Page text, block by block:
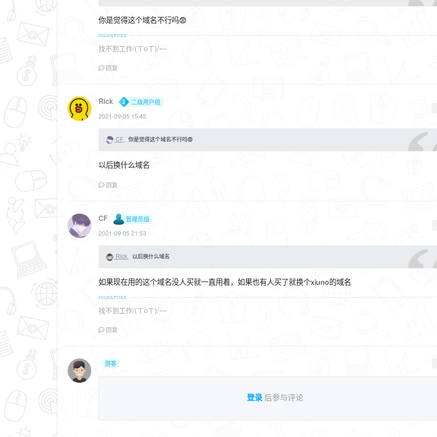
你是觉得这个域名不行吗😨
找不到工作/(ㄒoㄒ)/~~
回复
Rick
二级用户组
2021-09-05 15:42
CF 你是觉得这个域名不行吗😨
以后换什么域名
回复
CF
管理员组
2021-09-05 21:53
Rick 以后换什么域名
如果现在用的这个域名没人买就一直用着，如果也有人买了就换个xiuno的域名
找不到工作/(ㄒoㄒ)/~~
回复
游客
登录 后参与评论